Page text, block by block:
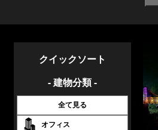
クイックソート
- 建物分類 -
全て見る
オフィス